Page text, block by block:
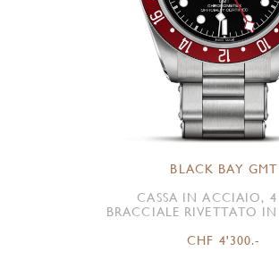
BLACK BAY GMT
CASSA IN ACCIAIO,
BRACCIALE RIVETTATO
CHF 4'300.-